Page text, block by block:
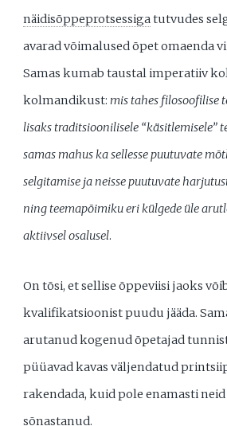
näidisõppeprotsessigatutvudes
avarad võimalused õpet omaenda
Samas kumab taustal imperatiiv
kolmandikust:mis tahes filosoofilise
lisaks traditsioonilisele “käsitlemisele”
samas mahus ka sellesse puutuvate
selgitamise ja neisse puutuvate
ning teemapõimiku eri külgede üle
aktiivsel osalusel.
On tõsi, et sellise õppeviisi jaoks
kvalifikatsioonist puudu jääda.
arutanud kogenud õpetajad
püüavad kavas väljendatud
rakendada, kuid pole enamasti
sõnastanud.